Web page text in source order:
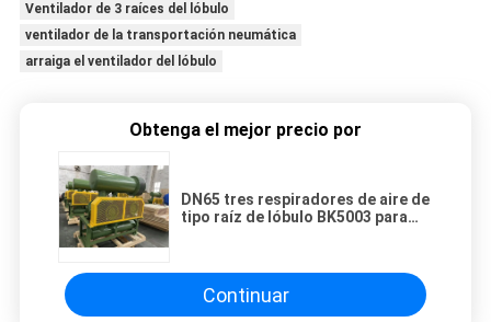
Ventilador de 3 raíces del lóbulo
ventilador de la transportación neumática
arraiga el ventilador del lóbulo
Obtenga el mejor precio por
DN65 tres respiradores de aire de
tipo raíz de lóbulo BK5003 para
acuicultura y piscicultura
Continuar